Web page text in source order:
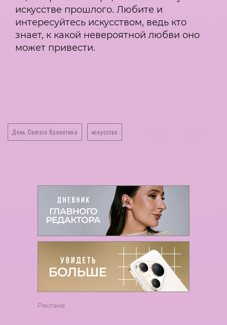
искусстве прошлого. Любите и
интересуйтесь искусством, ведь кто
знает, к какой невероятной любви оно
может привести.
День Святого Валентина искусство
Реклама